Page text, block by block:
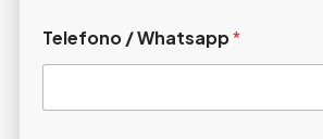
Telefono / Whatsapp*